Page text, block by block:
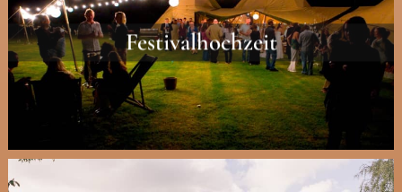
Festivalhochzeit